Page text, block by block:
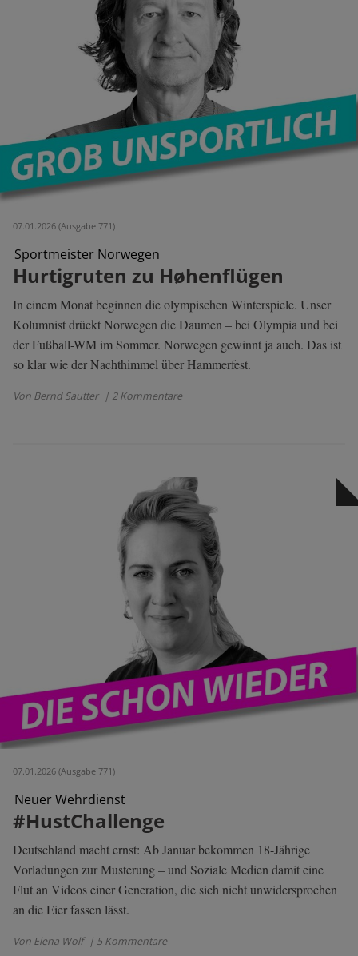
07.01.2026 (Ausgabe 771)
Sportmeister Norwegen
Hurtigruten zu Høhenflügen
In einem Monat beginnen die olympischen Winterspiele. Unser
Kolumnist drückt Norwegen die Daumen – bei Olympia und bei
der Fußball-WM im Sommer. Norwegen gewinnt ja auch. Das ist
so klar wie der Nachthimmel über Hammerfest.
Von Bernd Sautter | 2 Kommentare
07.01.2026 (Ausgabe 771)
Neuer Wehrdienst
#HustChallenge
Deutschland macht ernst: Ab Januar bekommen 18-Jährige
Vorladungen zur Musterung – und Soziale Medien damit eine
Flut an Videos einer Generation, die sich nicht unwidersprochen
an die Eier fassen lässt.
Von Elena Wolf | 5 Kommentare